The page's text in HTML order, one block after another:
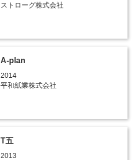
ストローグ株式会社
A-plan
2014
平和紙業株式会社
T五
2013